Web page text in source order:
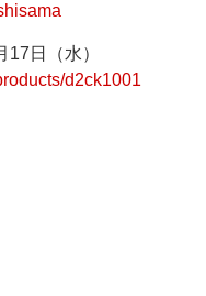
日（水）
d2ck1001